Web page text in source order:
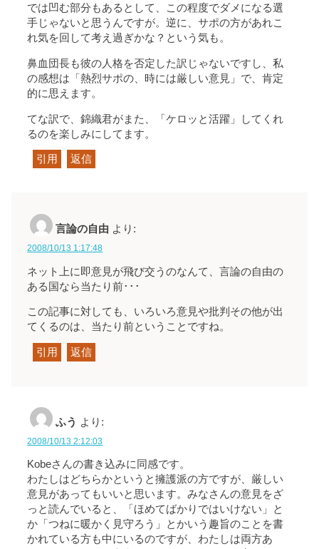
では凹む部分もあるとして、この程度でダメになる選
手じゃないと思うんですが。逆に、サポの方があれこ
れ気を回して考え過ぎかな？という気も。
鼻血団長も彼の人格を否定した訳じゃないですし、私
の感想は「熱烈サポの、時には厳しい意見」で、肯定
的に思えます。
てな訳で、錦織君がまた、「ケロッと活躍」してくれ
るのを楽しみにしてます。
引用 返信
言論の自由 より:
2008/10/13 1:17:48
ネット上に即意見が飛び交うのなんて、言論の自由の
ある国なら当たり前･･･
この記事に対しても、いろいろ意見や批判その他が出
てくるのは、当たり前ということですね。
引用 返信
ふう より:
2008/10/13 2:12:03
Kobeさんの書き込みに同感です。
わたしはどちらかというと擁護派の方ですが、厳しい
意見があってもいいと思います。みなさんの意見をざ
っと読んでいると、「ほめてばかりではいけない」と
か「つねに暖かく見守ろう」とかいう趣旨のことを書
かれている方も中にいるのですが、わたしは両方あ